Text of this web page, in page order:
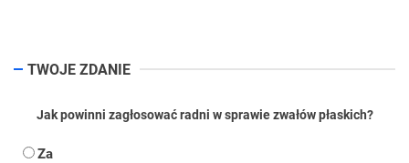
TWOJE ZDANIE
Jak powinni zagłosować radni w sprawie zwałów płaskich?
Za